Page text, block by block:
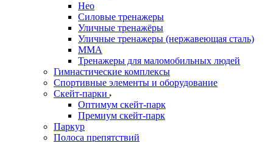
Нео
Силовые тренажеры
Уличные тренажёры
Уличные тренажеры (нержавеющая сталь)
ММА
Тренажеры для маломобильных людей
Гимнастические комплексы
Спортивные элементы и оборудование
Скейт-парки
Оптимум скейт-парк
Премиум скейт-парк
Паркур
Полоса препятствий